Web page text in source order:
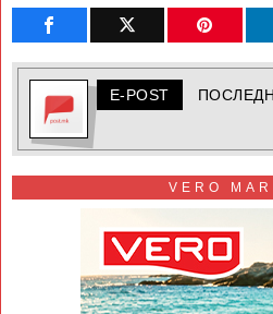
E-POST
VERO